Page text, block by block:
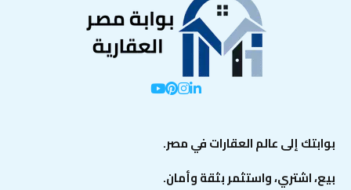
بوابتك إلى عالم العقارات في مصر.
بيع، اشتري، واستثمر بثقة وأمان.